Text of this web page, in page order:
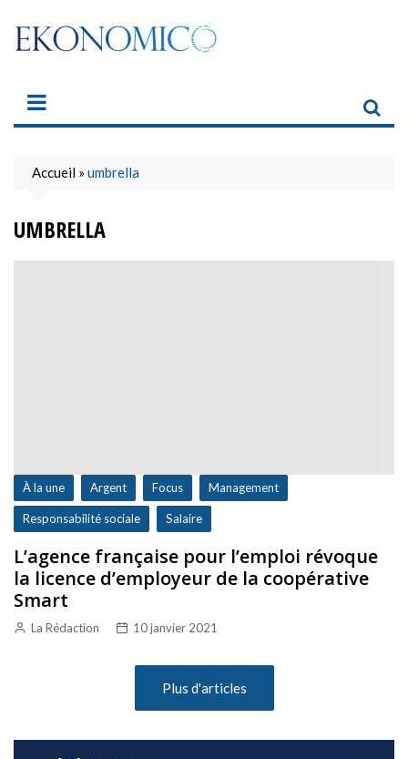
content
Accueil » umbrella
UMBRELLA
À la une Argent Focus Management
Responsabilité sociale Salaire
L’agence française pour l’emploi révoque
la licence d’employeur de la coopérative
Smart
La Rédaction 10 janvier 2021
Plus d'articles